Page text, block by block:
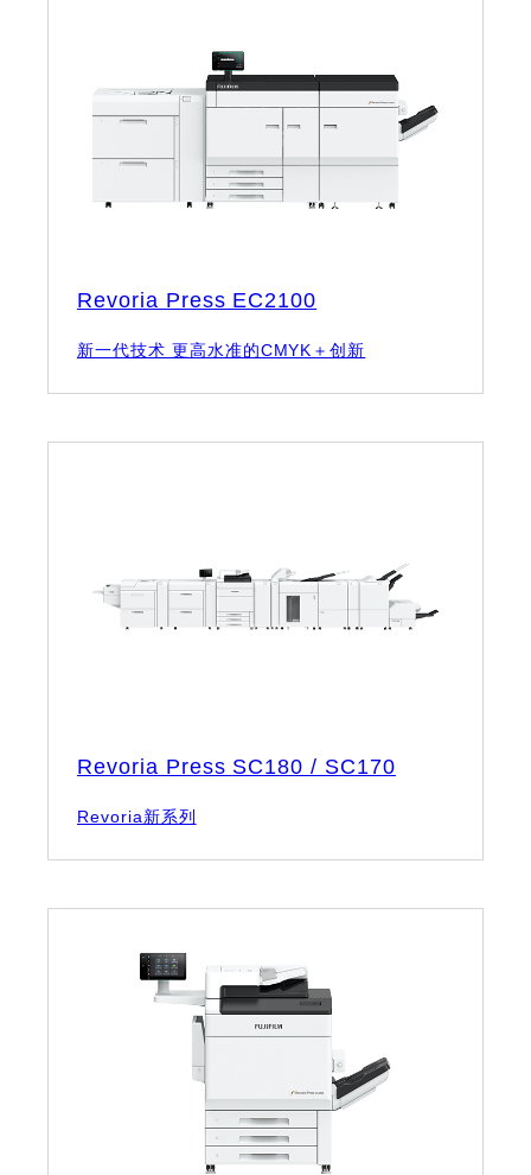
Revoria Press EC2100
新一代技术 更高水准的CMYK＋创新
Revoria Press SC180 / SC170
Revoria新系列